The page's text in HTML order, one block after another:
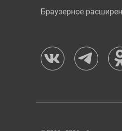
Браузерное